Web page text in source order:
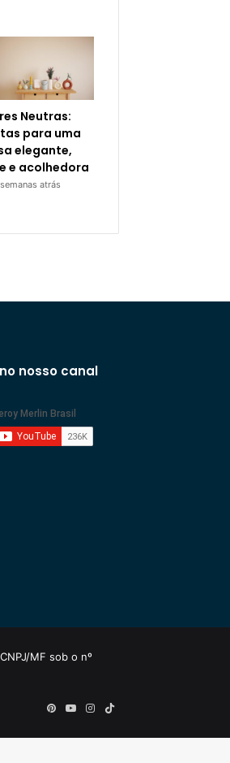
Neutras:
para uma
elegante,
e acolhedora
atrás
nosso canal
MF sob o nº
PinterestYouTubeInstagram
TikTok